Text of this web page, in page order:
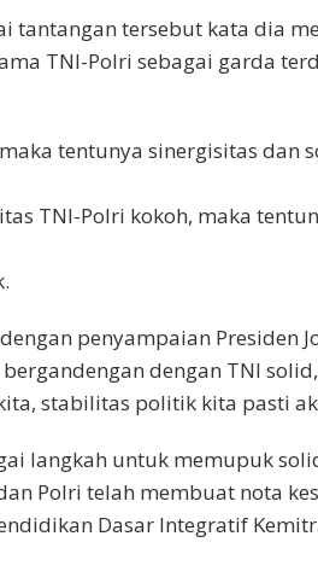
tantangan tersebut kata dia
TNI-Polri sebagai garda
tentunya sinergisitas dan
TNI-Polri kokoh, maka
penyampaian Presiden
dengan TNI
stabilitas politik kita pasti
langkah untuk memupuk
Polri telah membuat nota
Dasar Integratif